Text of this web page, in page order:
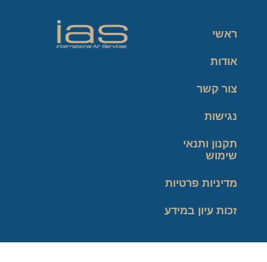
ראשי
אודות
צור קשר
נגישות
תקנון ותנאי
שימוש
מדיניות פרטיות
זכות עיון במידע